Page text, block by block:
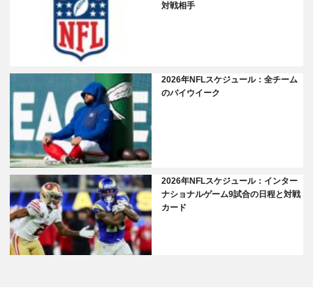
対戦相手
2026年NFLスケジュール：全チーム
のバイウイーク
2026年NFLスケジュール：インター
ナショナルゲーム9試合の日程と対戦
カード